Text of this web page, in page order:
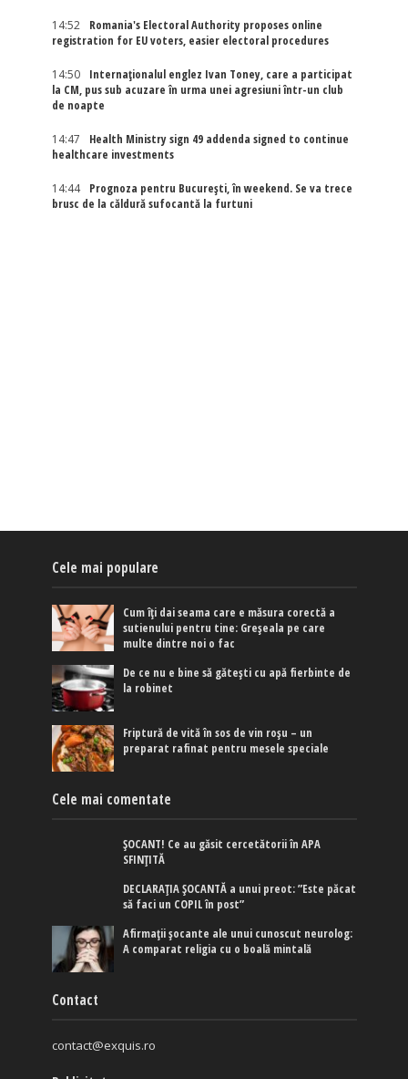
14:52
Romania's Electoral Authority proposes online
registration for EU voters, easier electoral procedures
14:50
Internaţionalul englez Ivan Toney, care a participat
la CM, pus sub acuzare în urma unei agresiuni într-un club
de noapte
14:47
Health Ministry sign 49 addenda signed to continue
healthcare investments
14:44
Prognoza pentru București, în weekend. Se va trece
brusc de la căldură sufocantă la furtuni
Cele mai populare
Cum îți dai seama care e măsura corectă a
sutienului pentru tine: Greșeala pe care
multe dintre noi o fac
De ce nu e bine să gătești cu apă fierbinte de
la robinet
Friptură de vită în sos de vin roșu – un
preparat rafinat pentru mesele speciale
Cele mai comentate
ȘOCANT! Ce au găsit cercetătorii în APA
SFINȚITĂ
DECLARAȚIA ȘOCANTĂ a unui preot: ”Este păcat
să faci un COPIL în post”
Afirmaţii şocante ale unui cunoscut neurolog:
A comparat religia cu o boală mintală
Contact
contact@exquis.ro